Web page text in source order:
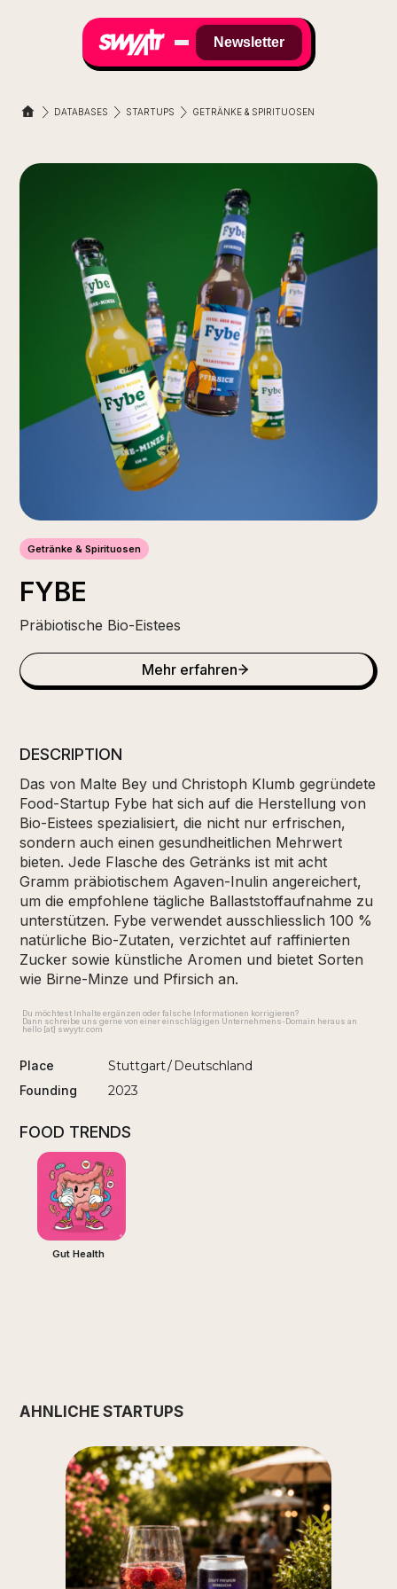
Newsletter
DATABASES STARTUPS GETRÄNKE & SPIRITUOSEN
Getränke & Spirituosen
FYBE
Präbiotische Bio-Eistees
Mehr erfahren
DESCRIPTION
Das von Malte Bey und Christoph Klumb gegründete
Food-Startup Fybe hat sich auf die Herstellung von
Bio-Eistees spezialisiert, die nicht nur erfrischen,
sondern auch einen gesundheitlichen Mehrwert
bieten. Jede Flasche des Getränks ist mit acht
Gramm präbiotischem Agaven-Inulin angereichert,
um die empfohlene tägliche Ballaststoffaufnahme zu
unterstützen. Fybe verwendet ausschliesslich 100 %
natürliche Bio-Zutaten, verzichtet auf raffinierten
Zucker sowie künstliche Aromen und bietet Sorten
wie Birne-Minze und Pfirsich an.
Du möchtest Inhalte ergänzen oder falsche Informationen korrigieren?
Dann schreibe uns gerne von einer einschlägigen Unternehmens-Domain heraus an
hello [at] swyytr.com
Place Stuttgart/ Deutschland
Founding 2023
FOOD TRENDS
Gut Health
ÄHNLICHE STARTUPS